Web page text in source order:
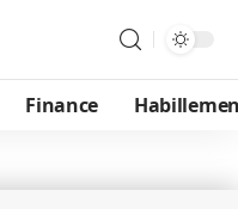
Finance